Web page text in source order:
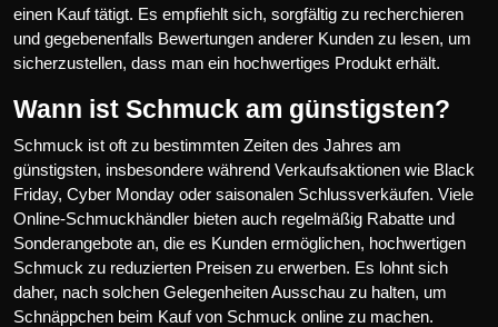
einen Kauf tätigt. Es empfiehlt sich, sorgfältig zu recherchieren
und gegebenenfalls Bewertungen anderer Kunden zu lesen, um
sicherzustellen, dass man ein hochwertiges Produkt erhält.
Wann ist Schmuck am günstigsten?
Schmuck ist oft zu bestimmten Zeiten des Jahres am
günstigsten, insbesondere während Verkaufsaktionen wie Black
Friday, Cyber Monday oder saisonalen Schlussverkäufen. Viele
Online-Schmuckhändler bieten auch regelmäßig Rabatte und
Sonderangebote an, die es Kunden ermöglichen, hochwertigen
Schmuck zu reduzierten Preisen zu erwerben. Es lohnt sich
daher, nach solchen Gelegenheiten Ausschau zu halten, um
Schnäppchen beim Kauf von Schmuck online zu machen.